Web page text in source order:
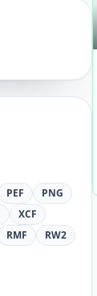
PEF
PNG
XCF
RMF
RW2